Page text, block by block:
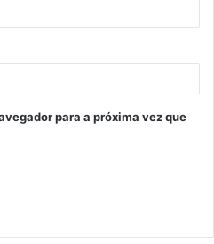
para a próxima vez que